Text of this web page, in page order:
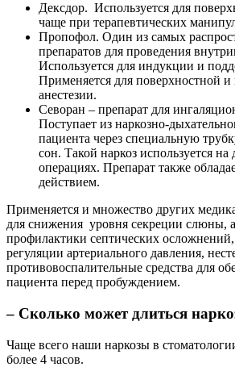
Дексдор. Используется для
чаще при терапевтических
Пропофол. Один из самых
препаратов для проведения
Используется для индукции и
Применяется для поверхностной и
анестезии.
Севоран – препарат для
Поступает из наркозно-
пациента через специальную
сон. Такой наркоз используется на
операциях. Препарат также
действием.
Применяется и множество других
для снижения уровня секреции слюны,
профилактики септических
регуляции артериального давления,
противовоспалительные средства для
пациента перед пробуждением.
– Сколько может длиться
Чаще всего наши наркозы в
более 4 часов.